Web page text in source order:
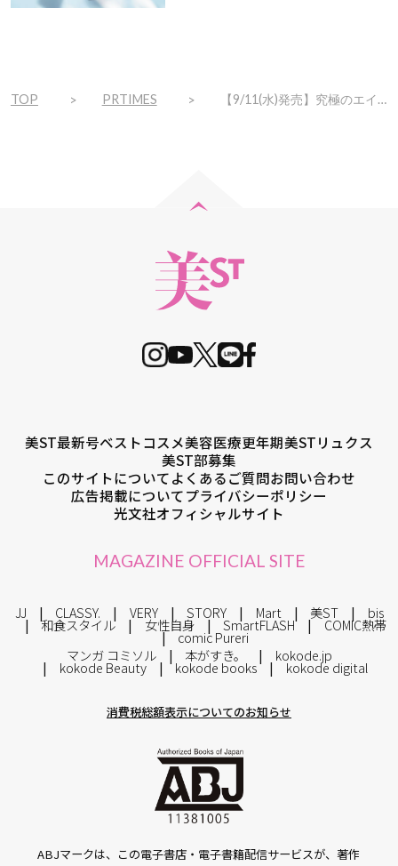
TOP PRTIMES 【9/11(水)発売】究極のエイジングケア※１を追求するスキンケア「ケキュア」が“発酵パワー”を加え更に進化しリニューアル！
美ST最新号ベストコスメ美容医療更年期美STリュクス
美ST部募集
このサイトについてよくあるご質問お問い合わせ
広告掲載についてプライバシーポリシー
光文社オフィシャルサイト
MAGAZINE OFFICIAL SITE
JJ CLASSY. VERY STORY Mart 美ST bis
和食スタイル 女性自身 SmartFLASH COMIC熱帯
comic Pureri
マンガ コミソル
本がすき。 kokode.jp
kokode Beauty kokode books kokode digital
消費税総額表示についてのお知らせ
ABJマークは、この電子書店・電子書籍配信サービスが、著作